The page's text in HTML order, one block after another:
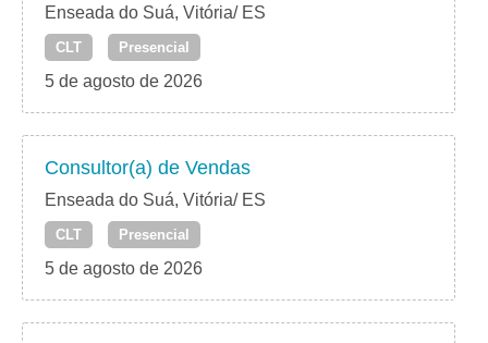
Enseada do Suá, Vitória/ ES
CLT Presencial
5 de agosto de 2026
Consultor(a) de Vendas
Enseada do Suá, Vitória/ ES
CLT Presencial
5 de agosto de 2026